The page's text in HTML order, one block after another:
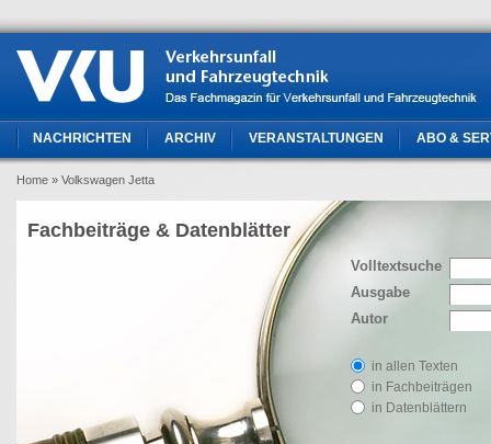
NACHRICHTEN ARCHIV VERANSTALTUNGEN ABO &
Home » Volkswagen Jetta
Volltextsuche
Ausgabe
Autor
in allen Texten
in Fachbeiträgen
in Datenblättern
Fachbeiträge & Datenblätter